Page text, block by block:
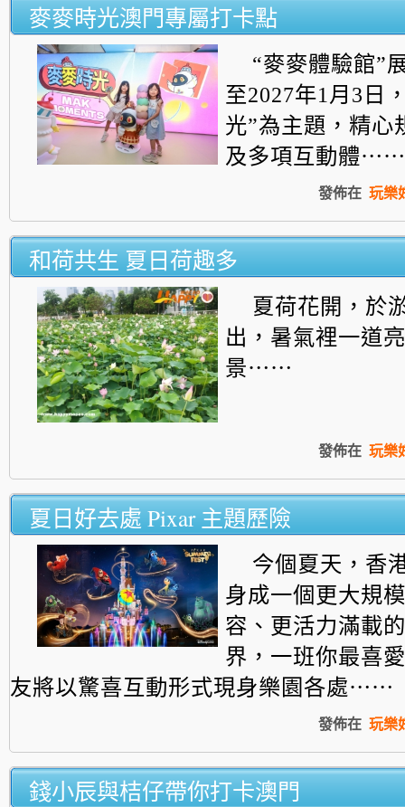
麥麥時光澳門專屬打卡點
“麥麥體驗館”
至2027年1 月 3 日
光”為主題，精心
及多項互動體⋯⋯
發佈在 玩樂
和荷共生 夏日荷趣多
夏荷花開，於
出，暑氣裡一道
景⋯⋯
發佈在 玩樂
夏日好去處 Pixar 主題歷險
今個夏天，香
身成一個更大規
容、更活力滿載
界，一班你最喜
友將以驚喜互動形式現身樂園各處⋯⋯
發佈在 玩樂
錢小辰與桔仔帶你打卡澳門